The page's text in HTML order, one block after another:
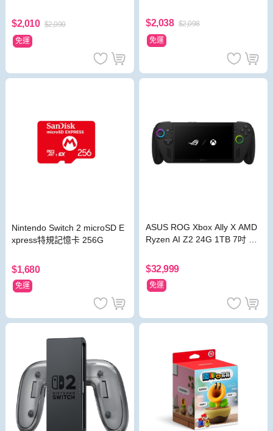
$2,010 $2,090
免運
$2,038 $2,098
免運
Nintendo Switch 2 microSD E
xpress特規記憶卡 256G
$1,680
免運
ASUS ROG Xbox Ally X AMD
Ryzen AI Z2 24G 1TB 7吋 FH
$32,999
免運